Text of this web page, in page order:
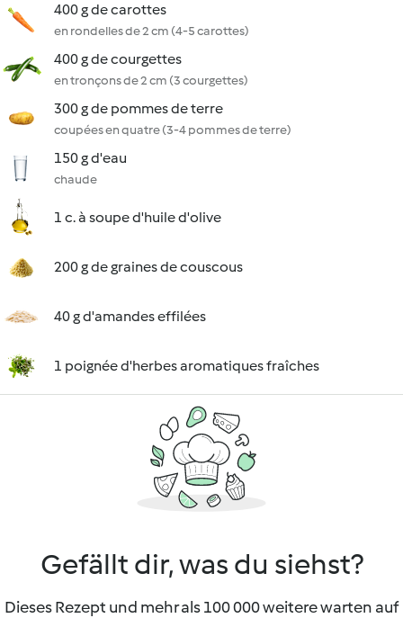
400 g de carottes
en rondelles de 2 cm (4-5 carottes)
400 g de courgettes
en tronçons de 2 cm (3 courgettes)
300 g de pommes de terre
coupées en quatre (3-4 pommes de terre)
150 g d'eau
chaude
1 c. à soupe d'huile d'olive
200 g de graines de couscous
40 g d'amandes effilées
1 poignée d'herbes aromatiques fraîches
Gefällt dir, was du siehst?
Dieses Rezept und mehr als 100 000 weitere warten auf